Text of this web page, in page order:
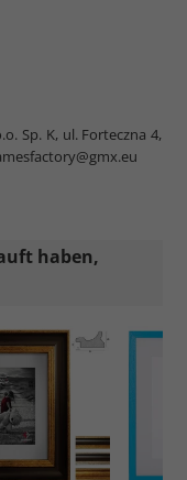
Sp. K, ul. Forteczna 4,
haben,